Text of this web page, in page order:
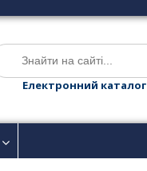
Електронний каталог